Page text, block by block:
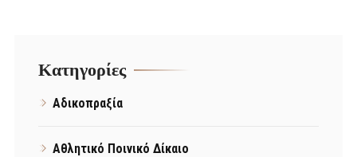
Kατηγορίες
Αδικοπραξία
Αθλητικό Ποινικό Δίκαιο